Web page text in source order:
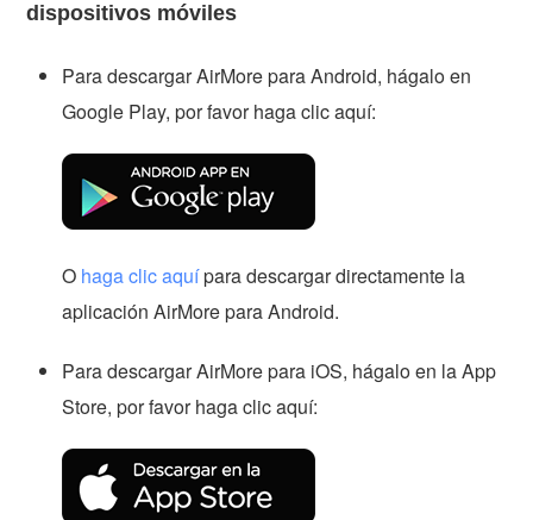
dispositivos móviles
Para descargar AirMore para Android, hágalo en
Google Play, por favor haga clic aquí:
O haga clic aquípara descargar directamente la
aplicación AirMore para Android.
Para descargar AirMore para iOS, hágalo en la App
Store, por favor haga clic aquí: